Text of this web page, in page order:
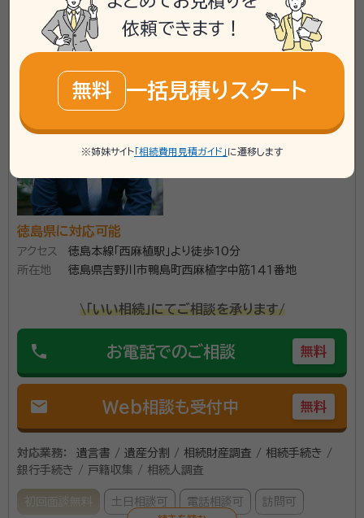
行政書士
所属団体：徳島県行政書士会
登記手続きから税務申告まで対応可能です。
行政書士鎌田真一事務所
徳島県に対応可能
アクセス
徳島本線「西麻植駅」より徒歩10分
所在地
徳島県吉野川市鴨島町西麻植字中筋１４１番地
\「いい相続」にてご相談を承ります/
phone お電話でのご相談 無料
mail Web相談も受付中 無料
対応業務：
遺言書 / 遺産分割 / 相続財産調査 / 相続手続き /
銀行手続き / 戸籍収集 / 相続人調査
初回面談無料 土日相談可 電話相談可 訪問可
依頼できます！
無料 一括見積りスタート
※姉妹サイト 「相続費用見積ガイド」 に遷移します